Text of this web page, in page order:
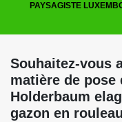
PAYSAGISTE
Souhaitez-vous
matière de pose
Holderbaum
gazon en